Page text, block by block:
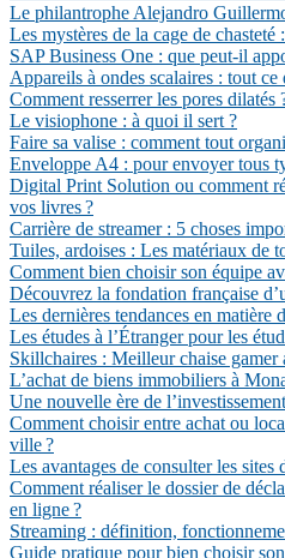
Le philantrophe Alejandro
Les mystères de la cage de
SAP Business One : que peut-il
Appareils à ondes scalaires : tout
Comment resserrer les pores dilatés
Le visiophone : à quoi il sert ?
Faire sa valise : comment tout
Enveloppe A4 : pour envoyer tous
Digital Print Solution ou comment
vos livres ?
Carrière de streamer : 5 choses
Tuiles, ardoises : Les matériaux de
Comment bien choisir son équipe
Découvrez la fondation française
Les dernières tendances en matière
Les études à l’Étranger pour les
Skillchaires : Meilleur chaise gamer
L’achat de biens immobiliers à
Une nouvelle ère de l’investissement
Comment choisir entre achat ou
ville ?
Les avantages de consulter les sites
Comment réaliser le dossier de
en ligne ?
Streaming : définition,
Guide pratique pour bien choisir